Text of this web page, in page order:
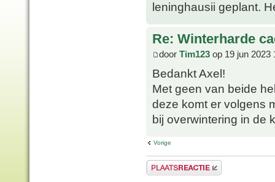
leninghausii geplant.
Re: Winterharde
door Tim123 op 19 jun 2023
Bedankt Axel!
Met geen van beide
deze komt er volgens
bij overwintering in de
Vorige
Plaats een reactie